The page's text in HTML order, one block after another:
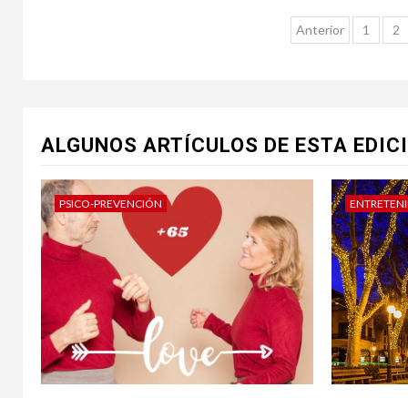
Anterior 1 2
ALGUNOS ARTÍCULOS DE ESTA
PSICO-PREVENCIÓN